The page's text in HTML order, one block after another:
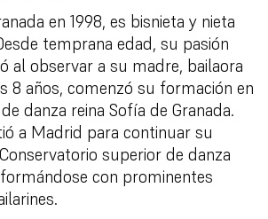
en 1998, es bisnieta y nieta
temprana edad, su pasión
al observar a su madre, bailaora
8 años, comenzó su formación en
danza reina Sofía de Granada.
a Madrid para continuar su
superior de danza
con prominentes